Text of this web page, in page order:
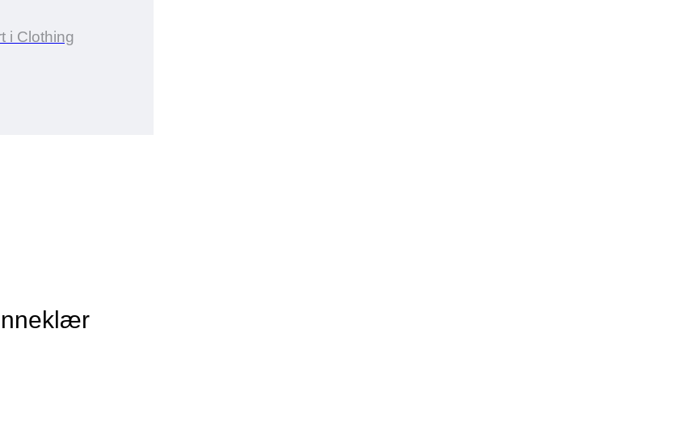
i Clothing